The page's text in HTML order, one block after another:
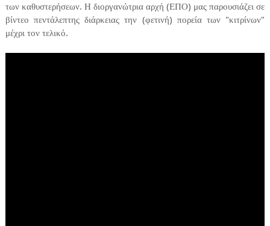
των καθυστερήσεων. Η διοργανώτρια αρχή (ΕΠΟ) μας παρουσιάζει σε
βίντεο πεντάλεπτης διάρκειας την (φετινή) πορεία των "κιτρίνων"
μέχρι τον τελικό.